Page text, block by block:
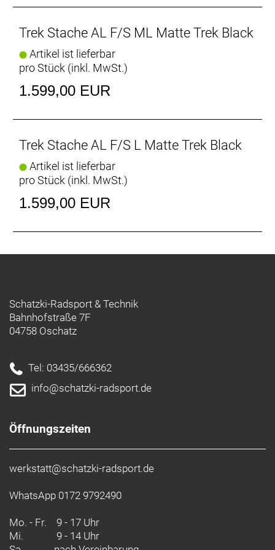
Das Stache ist dank seiner extrakurzen 420-mm-
Midstay schafft Platz für extragroße Reifen,
während Horizontal verschiebbare Ausfallenden die
Feinabstimmung des Radstandes ermöglichen.
zugreift und locker über ruppiges Terrain
und den verbesserten Überrolleigenschaften bietet
er all die Vorteile, die du an 29ern kennst und
schätzt.
Trek Stache AL F/S ML Matte Trek Black
Artikel ist lieferbar
pro Stück (inkl. MwSt.)
1.599,00 EUR
Trek Stache AL F/S L Matte Trek Black
Artikel ist lieferbar
pro Stück (inkl. MwSt.)
1.599,00 EUR
Schatzki-Radsport & Technik
Bahnhofstraße 7F
04758 Oschatz
Tel: 03435/666362
info@schatzki-radsport.de
Öffnungszeiten
werkstatt@schatzki-radsport.de
WhatsApp 0172 9792490
Mo. - Fr. 9 - 17 Uhr
Mi.
9 - 14 Uhr